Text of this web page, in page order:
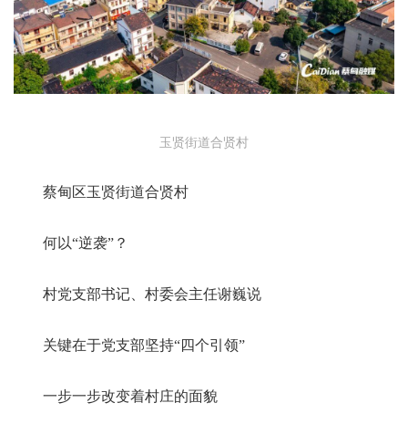
玉贤街道合贤村
蔡甸区玉贤街道合贤村
何以“逆袭”？
村党支部书记、村委会主任谢巍说
关键在于党支部坚持“四个引领”
一步一步改变着村庄的面貌